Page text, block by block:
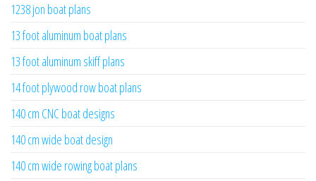
1238 jon boat plans
13 foot aluminum boat plans
13 foot aluminum skiff plans
14 foot plywood row boat plans
140 cm CNC boat designs
140 cm wide boat design
140 cm wide rowing boat plans